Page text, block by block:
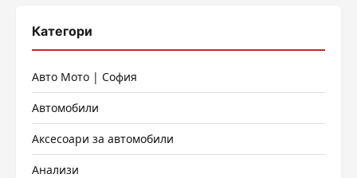
Категори
Авто Мото | София
Автомобили
Аксесоари за автомобили
Анализи